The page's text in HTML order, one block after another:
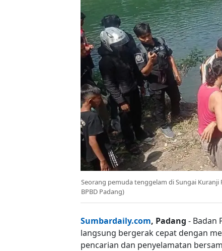
Seorang pemuda tenggelam di Sungai
BPBD Padang)
Sumbardaily.com, Padang - Badan
langsung bergerak cepat dengan
pencarian dan penyelamatan